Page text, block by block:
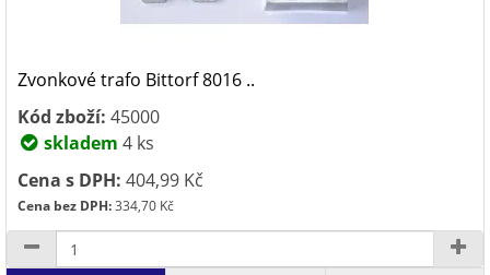
Zvonkové trafo Bittorf 8016 ..
Kód zboží: 45000
skladem 4 ks
Cena s DPH: 404,99 Kč
Cena bez DPH:334,70 Kč